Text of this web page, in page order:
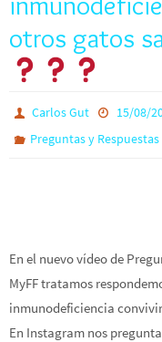
otros gatos
Carlos Gut
15/08/
Preguntas y
En el nuevo vídeo de
MyFF tratamos
inmunodeficiencia
En Instagram nos